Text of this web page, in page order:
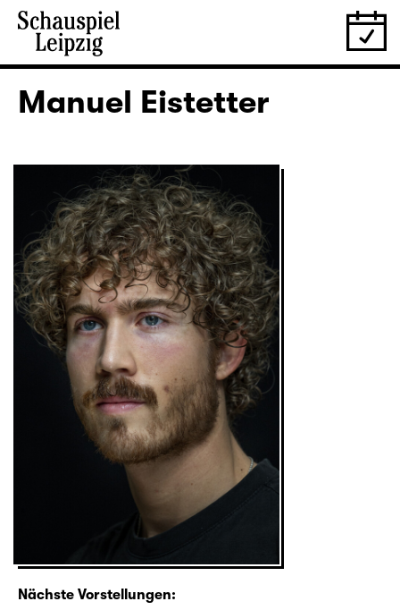
Manuel Eistetter
Nächste Vorstellungen: